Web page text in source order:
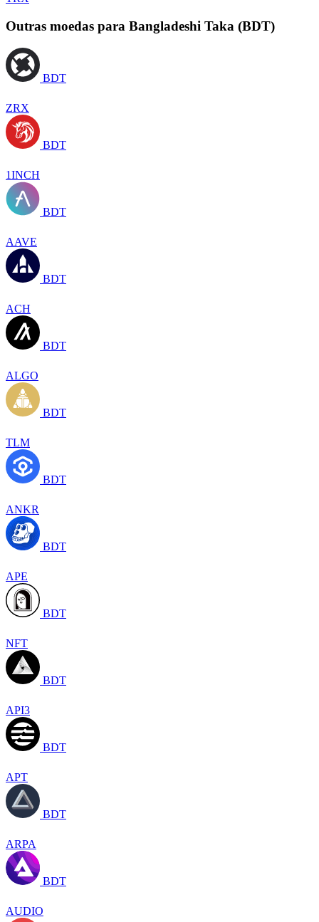
Outras moedas para Bangladeshi Taka (BDT)
BDT
ZRX
BDT
1INCH
BDT
AAVE
BDT
ACH
BDT
ALGO
BDT
TLM
BDT
ANKR
BDT
APE
BDT
NFT
BDT
API3
BDT
APT
BDT
ARPA
BDT
AUDIO